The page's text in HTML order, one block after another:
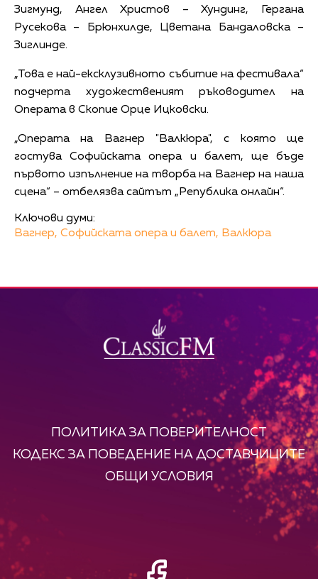
Зигмунд, Ангел Христов – Хундинг, Гергана
Русекова – Брюнхилде, Цветана Бандаловска –
Зиглинде.
„Това е най-ексклузивното събитие на фестивала“
подчерта художественият ръководител на
Операта в Скопие Орце Ицковски.
„Операта на Вагнер "Валкюра", с която ще
гостува Софийската опера и балет, ще бъде
първото изпълнение на творба на Вагнер на наша
сцена“ – отбелязва сайтът „Република онлайн“.
Ключови думи:
Вагнер, Софийската опера и балет, Валкюра
ПОЛИТИКА ЗА ПОВЕРИТЕЛНОСТ
КОДЕКС ЗА ПОВЕДЕНИЕ НА ДОСТАВЧИЦИТЕ
ОБЩИ УСЛОВИЯ